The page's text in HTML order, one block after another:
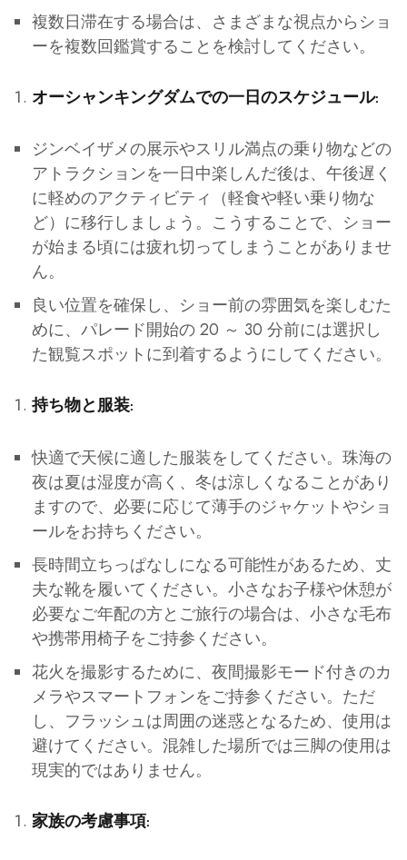
複数日滞在する場合は、さまざまな視点からショ
ーを複数回鑑賞することを検討してください。
オーシャンキングダムでの一日のスケジュール:
ジンベイザメの展示やスリル満点の乗り物などの
アトラクションを一日中楽しんだ後は、午後遅く
に軽めのアクティビティ（軽食や軽い乗り物な
ど）に移行しましょう。こうすることで、ショー
が始まる頃には疲れ切ってしまうことがありませ
ん。
良い位置を確保し、ショー前の雰囲気を楽しむた
めに、パレード開始の 20 ～ 30 分前には選択し
た観覧スポットに到着するようにしてください。
持ち物と服装:
快適で天候に適した服装をしてください。珠海の
夜は夏は湿度が高く、冬は涼しくなることがあり
ますので、必要に応じて薄手のジャケットやショ
ールをお持ちください。
長時間立ちっぱなしになる可能性があるため、丈
夫な靴を履いてください。小さなお子様や休憩が
必要なご年配の方とご旅行の場合は、小さな毛布
や携帯用椅子をご持参ください。
花火を撮影するために、夜間撮影モード付きのカ
メラやスマートフォンをご持参ください。ただ
し、フラッシュは周囲の迷惑となるため、使用は
避けてください。混雑した場所では三脚の使用は
現実的ではありません。
家族の考慮事項: